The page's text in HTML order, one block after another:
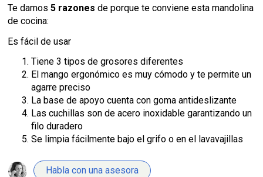
Te damos5 razones de porque te conviene esta mandolina
de cocina:
Es fácil de usar
Tiene 3 tipos de grosores diferentes
El mango ergonómico es muy cómodo y te permite un
agarre preciso
La base de apoyo cuenta con goma antideslizante
Las cuchillas son de acero inoxidable garantizando un
filo duradero
Se limpia fácilmente bajo el grifo o en el lavavajillas
Habla con una asesora